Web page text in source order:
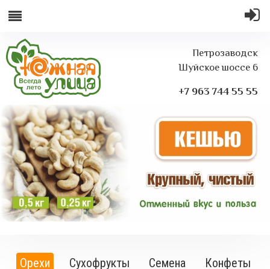
Петрозаводск
Шуйское шоссе 6
+7 963 744 55 55
Орехи Сухофрукты Семена
Конфеты